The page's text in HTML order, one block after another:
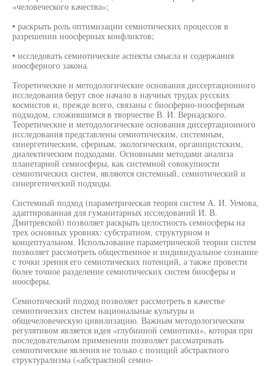
«человеческого качества»;
• раскрыть роль оптимизации семиотических процессов в
разрешении ноосферных конфликтов;
• исследовать семиотические аспекты смысла и содержания
ноосферного закона.
Теоретические и методологические основания диссертационного
исследования берут свое начало в научных трудах русских
космистов и, прежде всего, связаны с биосферно-ноосферным
подходом, сложившимся в творчестве В. И. Вернадского.
Теоретические и методологические основания диссертационного
исследования представлены семиотическим, системным,
синергетическим, сферным, экологическим, органицистским,
диалектическим подходами. Основными методами анализа
планетарной семиосферы, как системной совокупности
семиотических систем, являются системный, семиотический и
синергетический подходы.
Системный подход (параметрическая теория систем А. И. Уемова,
адаптированная для гуманитарных исследований И. В.
Дмитревской) позволяет раскрыть целостность семиосферы на
трех основных уровнях: субстратном, структурном и
концептуальном. Использование параметрической теории систем
позволяет рассмотреть общественное и индивидуальное сознание
с точки зрения его семиотических потенций, а также провести
более точное разделение семиотических систем биосферы и
ноосферы.
Семиотический подход позволяет рассмотреть в качестве
семиотических систем национальные культуры и
общечеловеческую цивилизацию. Важным методологическим
регулятивом является идея «глубинной семиотики», которая при
последовательном применении позволяет рассматривать
семиотические явления не только с позиций абстрактного
структурализма («абстрактной семио-